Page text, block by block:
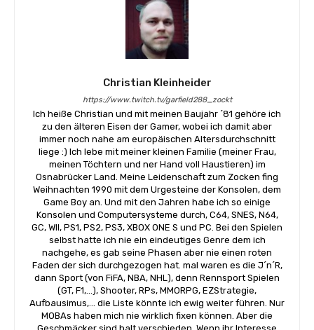
Christian Kleinheider
https://www.twitch.tv/garfield288_zockt
Ich heiße Christian und mit meinen Baujahr ´81 gehöre ich
zu den älteren Eisen der Gamer, wobei ich damit aber
immer noch nahe am europäischen Altersdurchschnitt
liege :) Ich lebe mit meiner kleinen Familie (meiner Frau,
meinen Töchtern und ner Hand voll Haustieren) im
Osnabrücker Land. Meine Leidenschaft zum Zocken fing
Weihnachten 1990 mit dem Urgesteine der Konsolen, dem
Game Boy an. Und mit den Jahren habe ich so einige
Konsolen und Computersysteme durch, C64, SNES, N64,
GC, WII, PS1, PS2, PS3, XBOX ONE S und PC. Bei den Spielen
selbst hatte ich nie ein eindeutiges Genre dem ich
nachgehe, es gab seine Phasen aber nie einen roten
Faden der sich durchgezogen hat. mal waren es die J´n´R,
dann Sport (von FiFA, NBA, NHL), denn Rennsport Spielen
(GT, F1,...), Shooter, RPs, MMORPG, EZStrategie,
Aufbausimus,... die Liste könnte ich ewig weiter führen. Nur
MOBAs haben mich nie wirklich fixen können. Aber die